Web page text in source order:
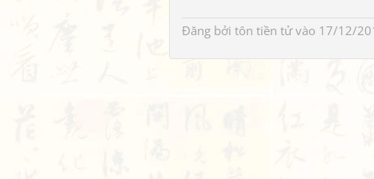
Đăng bởi tôn tiền tửvào 17/12/